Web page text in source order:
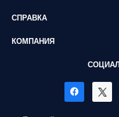
СПРАВКА
КОМПАНИЯ